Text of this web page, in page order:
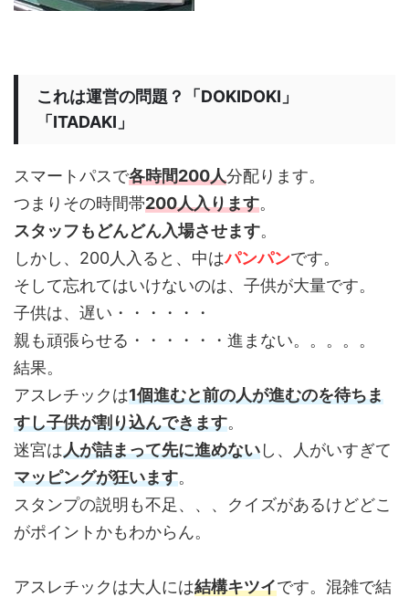
これは運営の問題？「DOKIDOKI」
「ITADAKI」
スマートパスで各時間200人分配ります。
つまりその時間帯200人入ります。
スタッフもどんどん入場させます。
しかし、200人入ると、中はパンパンです。
そして忘れてはいけないのは、子供が大量です。
子供は、遅い・・・・・・
親も頑張らせる・・・・・・進まない。。。。。
結果。
アスレチックは1個進むと前の人が進むのを待ちま
すし子供が割り込んできます。
迷宮は人が詰まって先に進めないし、人がいすぎて
マッピングが狂います。
スタンプの説明も不足、、、クイズがあるけどどこ
がポイントかもわからん。
アスレチックは大人には結構キツイです。混雑で結